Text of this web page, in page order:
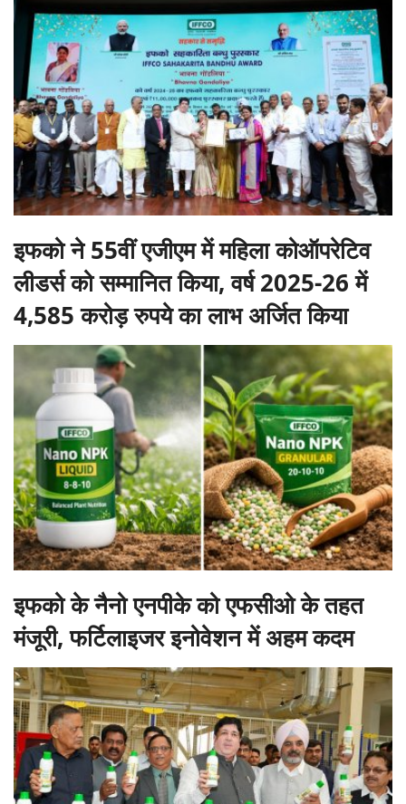
इफको ने 55वीं एजीएम में महिला कोऑपरेटिव
लीडर्स को सम्मानित किया, वर्ष 2025-26 में
4,585 करोड़ रुपये का लाभ अर्जित किया
इफको के नैनो एनपीके को एफसीओ के तहत
मंजूरी, फर्टिलाइजर इनोवेशन में अहम कदम